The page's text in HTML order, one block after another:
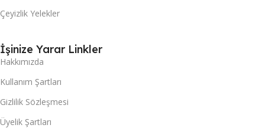
Çeyizlik Yelekler
İşinize Yarar Linkler
Hakkımızda
Kullanım Şartları
Gizlilik Sözleşmesi
Üyelik Şartları